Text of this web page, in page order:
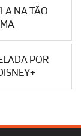
NA TÃO
POR